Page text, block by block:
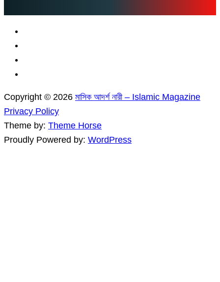
Copyright © 2026 মাসিক আদর্শ নারী – Islamic Magazine
Privacy Policy
Theme by: Theme Horse
Proudly Powered by: WordPress